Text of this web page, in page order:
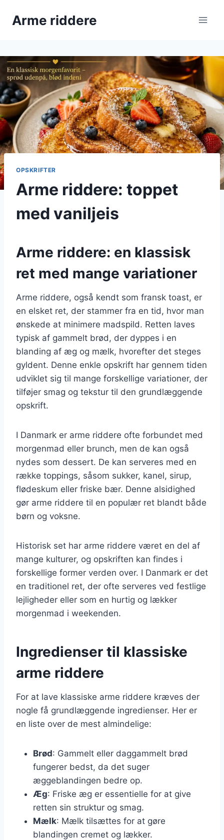
Arme riddere
OPSKRIFTER
Arme riddere: toppet
med vaniljeis
Arme riddere: en klassisk
ret med mange variationer
Arme riddere, også kendt som fransk toast, er
en elsket ret, der stammer fra en tid, hvor man
ønskede at minimere madspild. Retten laves
typisk af gammelt brød, der dyppes i en
blanding af æg og mælk, hvorefter det steges
gyldent. Denne enkle opskrift har gennem tiden
udviklet sig til mange forskellige variationer, der
tilføjer smag og tekstur til den grundlæggende
opskrift.
I Danmark er arme riddere ofte forbundet med
morgenmad eller brunch, men de kan også
nydes som dessert. De kan serveres med en
række toppings, såsom sukker, kanel, sirup,
flødeskum eller friske bær. Denne alsidighed
gør arme riddere til en populær ret blandt både
børn og voksne.
Historisk set har arme riddere været en del af
mange kulturer, og opskriften kan findes i
forskellige former verden over. I Danmark er det
en traditionel ret, der ofte serveres ved festlige
lejligheder eller som en hurtig og lækker
morgenmad i weekenden.
Ingredienser til klassiske
arme riddere
For at lave klassiske arme riddere kræves der
nogle få grundlæggende ingredienser. Her er
en liste over de mest almindelige:
Brød: Gammelt eller daggammelt brød
fungerer bedst, da det suger
æggeblandingen bedre op.
Æg: Friske æg er essentielle for at give
retten sin struktur og smag.
Mælk: Mælk tilsættes for at gøre
blandingen cremet og lækker.